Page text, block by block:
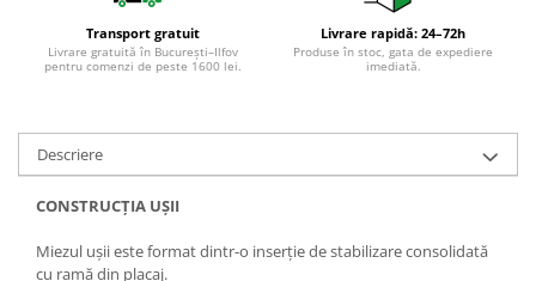
Transport gratuit
Livrare gratuită în București–Ilfov
pentru comenzi de peste 1600 lei.
Livrare rapidă: 24–72h
Produse în stoc, gata de expediere
imediată.
Descriere
CONSTRUCȚIA UȘII
Miezul ușii este format dintr-o inserție de stabilizare consolidată
cu ramă din placaj.